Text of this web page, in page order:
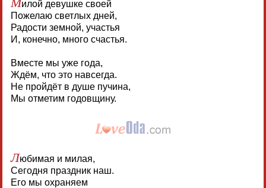
илой девушке своей
Пожелаю светлых дней,
Радости земной, участья
И, конечно, много счастья.
Вместе мы уже года,
Ждём, что это навсегда.
Не пройдёт в душе пучина,
Мы отметим годовщину.
Любимая и милая,
Сегодня праздник наш.
Его мы охраняем